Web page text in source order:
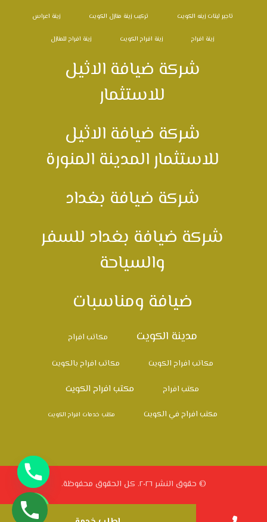
تاجير ليتات زينه الكويت تركيب زينة منازل الكويت زينة اعراس
زينة افراح زينة افراح الكويت زينة افراح للمنازل
شركة ضيافة الاثيل
للاستثمار
شركة ضيافة الاثيل
للاستثمار المدينة المنورة
شركة ضيافة بغداد
شركة ضيافة بغداد للسفر
والسياحة
ضيافة ومناسبات
مدينة الكويت مكاتب افراح
مكاتب افراح الكويت مكاتب افراح بالكويت
مكتب افراح مكتب افراح الكويت
مكتب افراح في الكويت مكتب خدمات افراح الكويت
© حقوق النشر ٢٠٢٦. كل الحقوق محفوظة.